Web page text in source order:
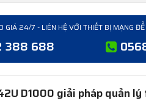
GIÁ 24/7 - LIÊN HỆ VỚI THIẾT BỊ MẠNG
388 688
D1000 giải pháp quản